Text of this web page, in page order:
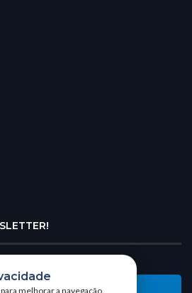
nossa newsletter
melhorar a navegação.